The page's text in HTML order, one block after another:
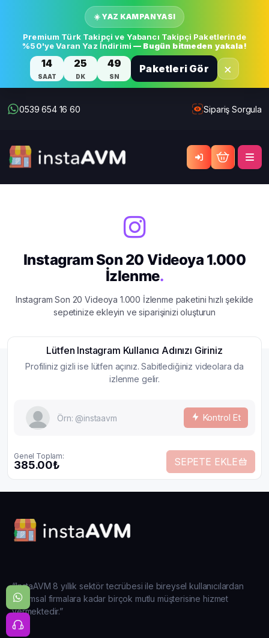
☀️ YAZ KAMPANYASI
Premium Türk Takipçi ve Yabancı Takipçi Paketlerinde
%50'ye Varan Yaz İndirimi — Bugün bitmeden yakala!
14
SAAT
25
DK
49
SN
Paketleri Gör ×
0539 654 16 60 Sipariş Sorgula
Instagram Son 20 Videoya 1.000
İzlenme.
Instagram Son 20 Videoya 1.000 İzlenme paketini hızlı şekilde
sepetinize ekleyin ve siparişinizi oluşturun
Lütfen Instagram Kullanıcı Adınızı Giriniz
Profiliniz gizli ise lütfen açınız. Sabitlediğiniz videolara da
izlenme gelir.
Kontrol Et
Genel Toplam:
385.00₺ SEPETE EKLE
“InstaAVM 8 yıllık sektör tecrübesi ile bireysel kullanıcılardan
kurumsal firmalara kadar birçok mutlu müşterisine hizmet
vermektedir.”